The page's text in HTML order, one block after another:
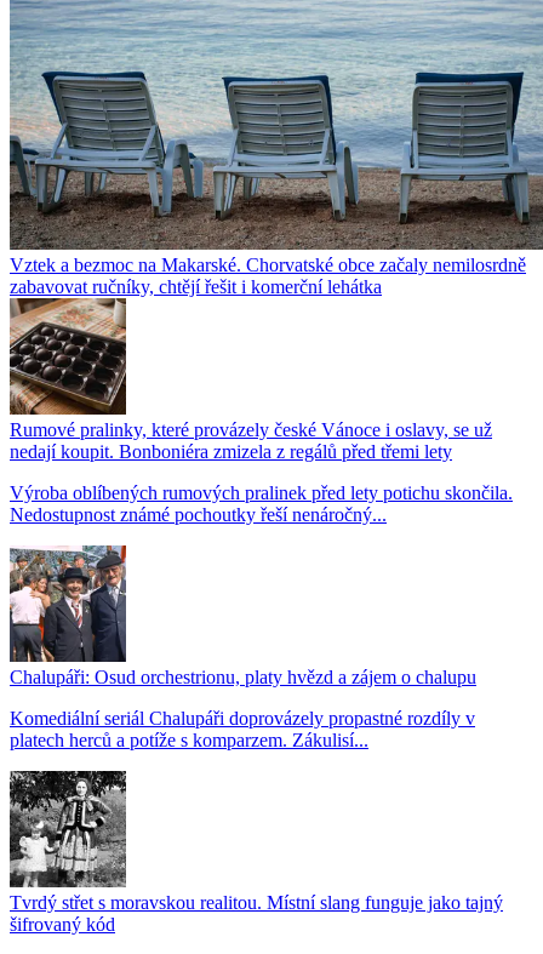
Vztek a bezmoc na Makarské. Chorvatské obce začaly nemilosrdně
zabavovat ručníky, chtějí řešit i komerční lehátka
Rumové pralinky, které provázely české Vánoce i oslavy, se už
nedají koupit. Bonboniéra zmizela z regálů před třemi lety
Výroba oblíbených rumových pralinek před lety potichu skončila.
Nedostupnost známé pochoutky řeší nenáročný...
Chalupáři: Osud orchestrionu, platy hvězd a zájem o chalupu
Komediální seriál Chalupáři doprovázely propastné rozdíly v
platech herců a potíže s komparzem. Zákulisí...
Tvrdý střet s moravskou realitou. Místní slang funguje jako tajný
šifrovaný kód